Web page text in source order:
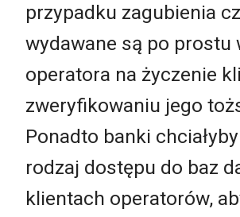
przypadku zagubienia
wydawane są po prostu
operatora na życzenie
zweryfikowaniu jego
Ponadto banki
rodzaj dostępu do baz
klientach operatorów,